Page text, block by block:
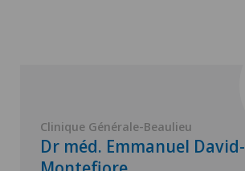
Clinique Générale-Beaulieu
Dr méd. Emmanuel David-